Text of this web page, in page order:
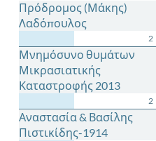
Πρόδρομος (Μάκης)
Λαδόπουλος
2
Μνημόσυνο θυμάτων
Μικρασιατικής
Καταστροφής 2013
2
Αναστασία & Βασίλης
Πιστικίδης-1914